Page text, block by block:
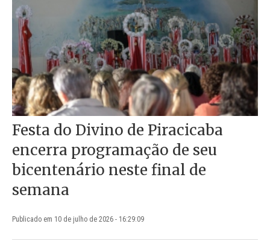
Festa do Divino de Piracicaba
encerra programação de seu
bicentenário neste final de
semana
Publicado em 10 de julho de 2026 - 16:29:09